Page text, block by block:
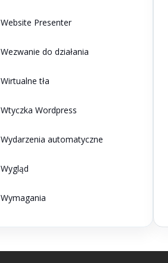
Website Presenter
Wezwanie do działania
Wirtualne tła
Wtyczka Wordpress
Wydarzenia automatyczne
Wygląd
Wymagania